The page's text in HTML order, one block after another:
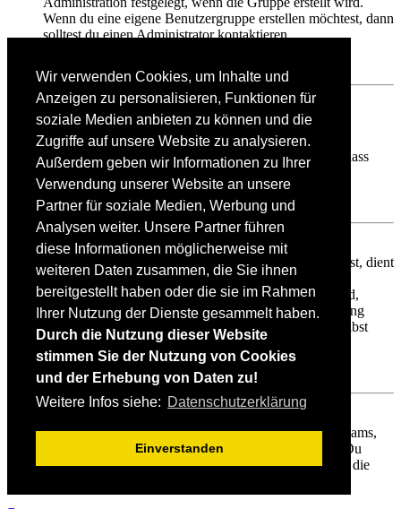
Wir verwenden Cookies, um Inhalte und
Anzeigen zu personalisieren, Funktionen für
soziale Medien anbieten zu können und die
Zugriffe auf unsere Website zu analysieren.
Außerdem geben wir Informationen zu Ihrer
Verwendung unserer Website an unsere
Partner für soziale Medien, Werbung und
Analysen weiter. Unsere Partner führen
diese Informationen möglicherweise mit
weiteren Daten zusammen, die Sie ihnen
bereitgestellt haben oder die sie im Rahmen
Ihrer Nutzung der Dienste gesammelt haben.
Durch die Nutzung dieser Website
stimmen Sie der Nutzung von Cookies
und der Erhebung von Daten zu!
Weitere Infos siehe: Datenschutzerklärung
Einverstanden
Wenn du eine eigene Benutzergruppe erstellen möchtest, dann
solltest du einen Administrator kontaktieren.
Nach oben
Weshalb werden verschiedene Benutzergruppen farbig
dargestellt?
Es ist der Board-Administration möglich, den
Benutzergruppen verschiedene Farben zuzuteilen, so dass
deren Mitglieder leichter zu identifizieren sind.
Nach oben
Was ist eine Hauptgruppe?
Wenn du Mitglied in mehr als einer Benutzergruppe bist, dient
die Hauptgruppe dazu, deine Gruppenfarbe sowie den
Gruppenrang, der bei dir standardmäßig angezeigt wird,
festzulegen. Ein Administrator kann dir die Berechtigung
geben, deine Hauptgruppe im persönlichen Bereich selbst
festzulegen.
Nach oben
Auf dieser Seite findest du eine Auflistung des Forenteams,
einschließlich der Administratoren, der Moderatoren. Du
findest hier auch weitere Informationen wie die Foren, die